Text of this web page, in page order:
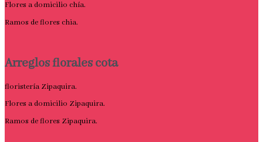
Flores a domicilio chía.
Ramos de flores chia.
Arreglos florales cota
floristería Zipaquira.
Flores a domicilio Zipaquira.
Ramos de flores Zipaquira.